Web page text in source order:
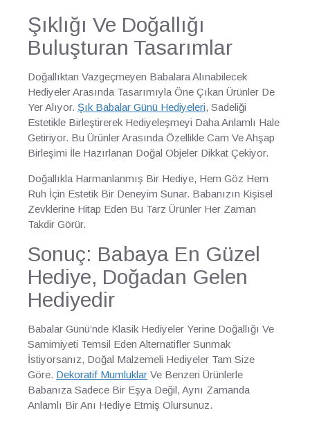
Şıklığı Ve Doğallığı
Buluşturan Tasarımlar
Doğallıktan Vazgeçmeyen Babalara Alınabilecek
Hediyeler Arasında Tasarımıyla Öne Çıkan Ürünler De
Yer Alıyor. Şık Babalar Günü Hediyeleri, Sadeliği
Estetikle Birleştirerek Hediyeleşmeyi Daha Anlamlı Hale
Getiriyor. Bu Ürünler Arasında Özellikle Cam Ve Ahşap
Birleşimi İle Hazırlanan Doğal Objeler Dikkat Çekiyor.
Doğallıkla Harmanlanmış Bir Hediye, Hem Göz Hem
Ruh İçin Estetik Bir Deneyim Sunar. Babanızın Kişisel
Zevklerine Hitap Eden Bu Tarz Ürünler Her Zaman
Takdir Görür.
Sonuç: Babaya En Güzel
Hediye, Doğadan Gelen
Hediyedir
Babalar Günü’nde Klasik Hediyeler Yerine Doğallığı Ve
Samimiyeti Temsil Eden Alternatifler Sunmak
İstiyorsanız, Doğal Malzemeli Hediyeler Tam Size
Göre. Dekoratif Mumluklar Ve Benzeri Ürünlerle
Babanıza Sadece Bir Eşya Değil, Aynı Zamanda
Anlamlı Bir Anı Hediye Etmiş Olursunuz.